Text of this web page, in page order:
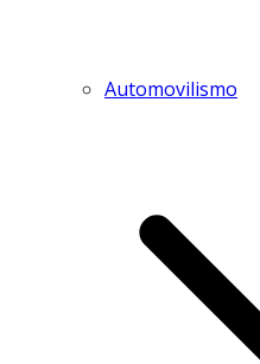
Automovilismo